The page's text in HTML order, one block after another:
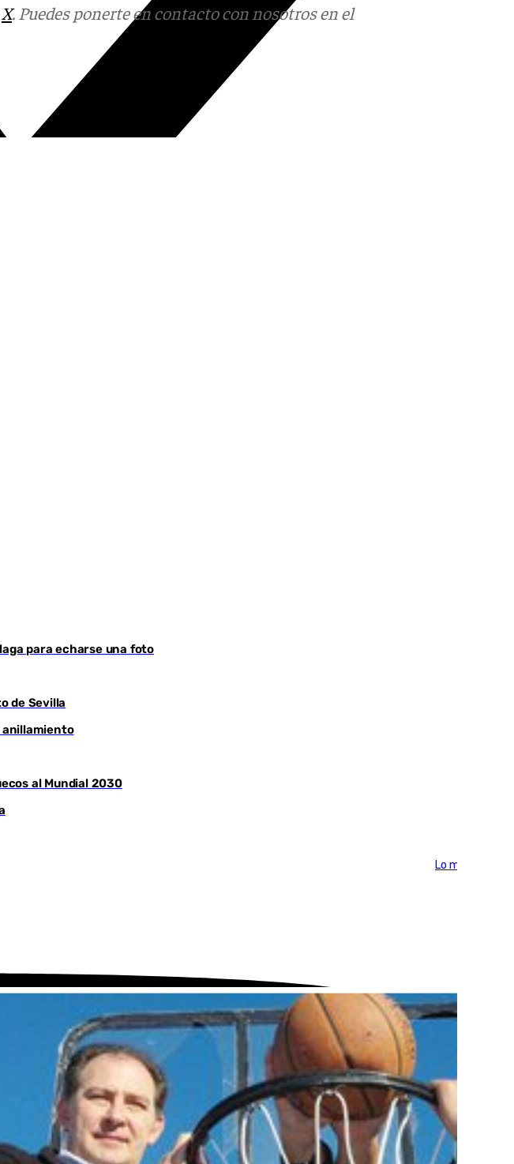
X. Puedes ponerte en contacto con nosotros en el
para echarse una foto
de Sevilla
anillamiento
al Mundial 2030
Lo más visto >